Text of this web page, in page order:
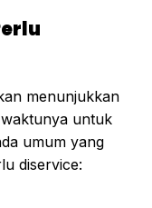
menunjukkan
untuk
umum yang
diservice: